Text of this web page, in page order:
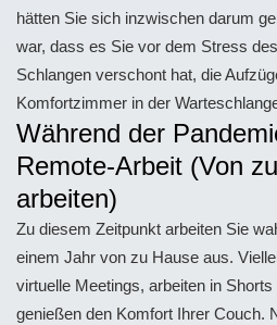
hätten Sie sich inzwischen darum
war, dass es Sie vor dem Stress
Schlangen verschont hat, die
Komfortzimmer in der
Während der
Remote-Arbeit (Von
arbeiten)
Zu diesem Zeitpunkt arbeiten Sie
einem Jahr von zu Hause aus.
virtuelle Meetings, arbeiten in
genießen den Komfort Ihrer Couch.